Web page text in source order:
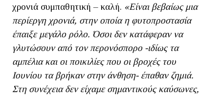
χρονιά συμπαθητική – καλή. «Είναι βεβαίως μια
περίεργη χρονιά, στην οποία η φυτοπροστασία
έπαιξε μεγάλο ρόλο. Όσοι δεν κατάφεραν να
γλυτώσουν από τον περονόσπορο -ιδίως τα
αμπέλια και οι ποικιλίες που οι βροχές του
Ιουνίου τα βρήκαν στην άνθηση- έπαθαν ζημιά.
Στη συνέχεια δεν είχαμε σημαντικούς καύσωνες,